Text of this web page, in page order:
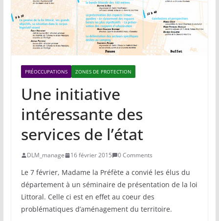
PRÉOCCUPATIONS ZONES DE PROTECTION
Une initiative
intéressante des
services de l’état
DLM_manage 16 février 2015 0 Comments
Le 7 février, Madame la Préfète a convié les élus du
département à un séminaire de présentation de la loi
Littoral. Celle ci est en effet au coeur des
problématiques d’aménagement du territoire.